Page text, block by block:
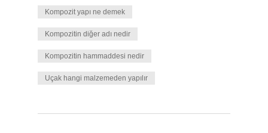
Kompozit yapı ne demek
Kompozitin diğer adı nedir
Kompozitin hammaddesi nedir
Uçak hangi malzemeden yapılır